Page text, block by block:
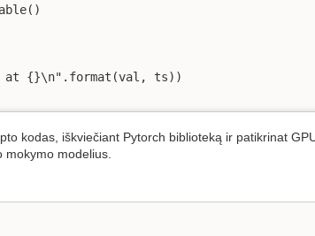
at {}\n".format(val, ts))
kodas, iškviečiant Pytorch biblioteką ir patikrinat
mokymo modelius.